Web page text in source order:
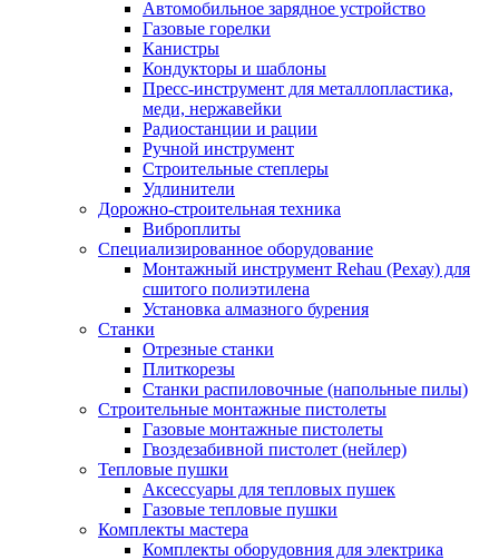
Автомобильное зарядное устройство
Газовые горелки
Канистры
Кондукторы и шаблоны
Пресс-инструмент для металлопластика,
меди, нержавейки
Радиостанции и рации
Ручной инструмент
Строительные степлеры
Удлинители
Дорожно-строительная техника
Виброплиты
Специализированное оборудование
Монтажный инструмент Rehau (Рехау) для
сшитого полиэтилена
Установка алмазного бурения
Станки
Отрезные станки
Плиткорезы
Станки распиловочные (напольные пилы)
Строительные монтажные пистолеты
Газовые монтажные пистолеты
Гвоздезабивной пистолет (нейлер)
Тепловые пушки
Аксессуары для тепловых пушек
Газовые тепловые пушки
Комплекты мастера
Комплекты оборудовния для электрика